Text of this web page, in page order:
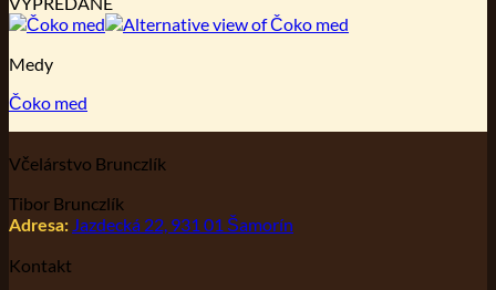
Medy
Čoko med
Včelárstvo Brunczlík
Tibor Brunczlík
Adresa: Jazdecká 22, 931 01 Šamorín
Kontakt